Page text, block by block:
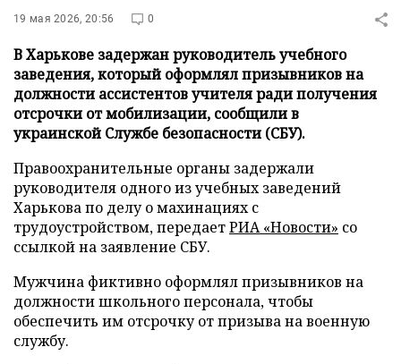
19 мая 2026, 20:56 0
В Харькове задержан руководитель учебного
заведения, который оформлял призывников на
должности ассистентов учителя ради получения
отсрочки от мобилизации, сообщили в
украинской Службе безопасности (СБУ).
Правоохранительные органы задержали
руководителя одного из учебных заведений
Харькова по делу о махинациях с
трудоустройством, передаетРИА «Новости» со
ссылкой на заявление СБУ.
Мужчина фиктивно оформлял призывников на
должности школьного персонала, чтобы
обеспечить им отсрочку от призыва на военную
службу.